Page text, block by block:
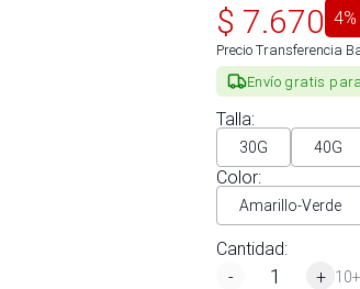
$ 7.670 4
Precio Transferencia
Envío gratis
Talla:
30G 40G
Color:
Amarillo-Verde
Cantidad:
-
+